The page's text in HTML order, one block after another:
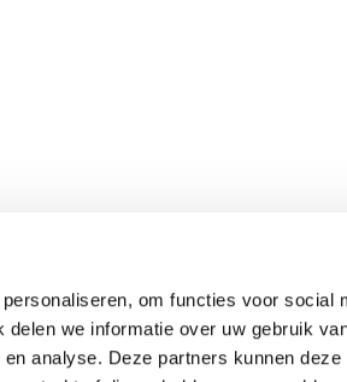
om functies voor social
we informatie over uw gebruik
analyse. Deze partners kunnen deze